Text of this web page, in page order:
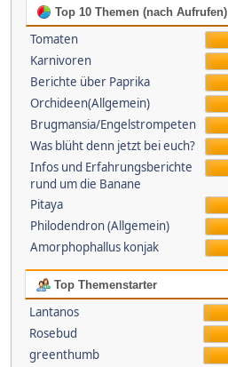
Top 10 Themen (nach Aufrufen)
Tomaten
Karnivoren
Berichte über Paprika
Orchideen(Allgemein)
Brugmansia/Engelstrompeten
Was blüht denn jetzt bei euch?
Infos und Erfahrungsberichte
rund um die Banane
Pitaya
Philodendron (Allgemein)
Amorphophallus konjak
Top Themenstarter
Lantanos
Rosebud
greenthumb